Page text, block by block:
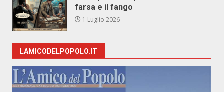
farsa e il fango
1 Luglio 2026
LAMICODELPOPOLO.IT